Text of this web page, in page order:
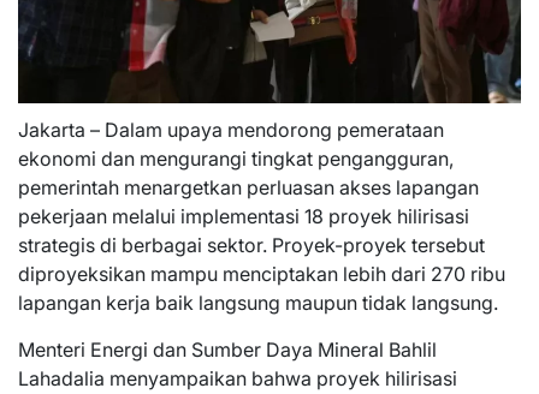
Jakarta – Dalam upaya mendorong pemerataan
ekonomi dan mengurangi tingkat pengangguran,
pemerintah menargetkan perluasan akses lapangan
pekerjaan melalui implementasi 18 proyek hilirisasi
strategis di berbagai sektor. Proyek-proyek tersebut
diproyeksikan mampu menciptakan lebih dari 270 ribu
lapangan kerja baik langsung maupun tidak langsung.
Menteri Energi dan Sumber Daya Mineral Bahlil
Lahadalia menyampaikan bahwa proyek hilirisasi